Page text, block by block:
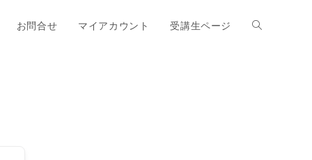
お問合せ マイアカウント 受講生ページ